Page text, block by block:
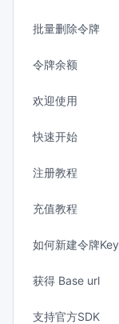
批量删除令牌
令牌余额
欢迎使用
快速开始
注册教程
充值教程
如何新建令牌Key
获得 Base url
支持官方SDK